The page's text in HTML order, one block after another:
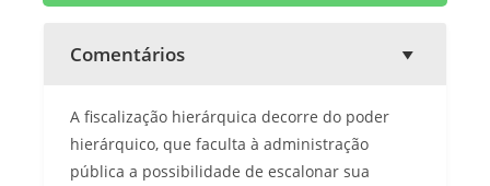
Comentários
A fiscalização hierárquica decorre do poder
hierárquico, que faculta à administração
pública a possibilidade de escalonar sua